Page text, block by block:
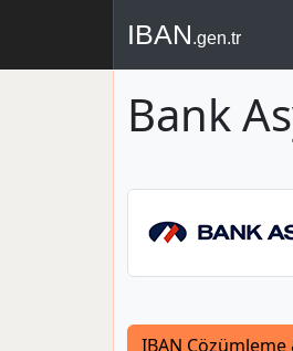
IBAN.gen.tr
Bank
IBAN